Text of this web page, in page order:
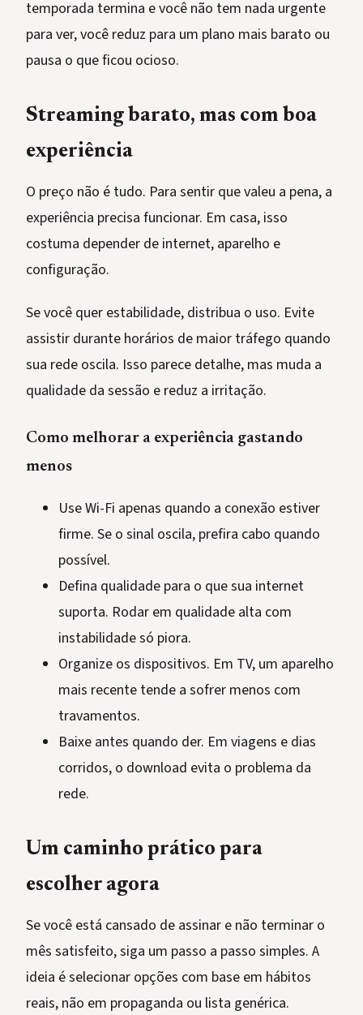
temporada termina e você não tem nada urgente
para ver, você reduz para um plano mais barato ou
pausa o que ficou ocioso.
Streaming barato, mas com boa
experiência
O preço não é tudo. Para sentir que valeu a pena, a
experiência precisa funcionar. Em casa, isso
costuma depender de internet, aparelho e
configuração.
Se você quer estabilidade, distribua o uso. Evite
assistir durante horários de maior tráfego quando
sua rede oscila. Isso parece detalhe, mas muda a
qualidade da sessão e reduz a irritação.
Como melhorar a experiência gastando
menos
Use Wi-Fi apenas quando a conexão estiver
firme. Se o sinal oscila, prefira cabo quando
possível.
Defina qualidade para o que sua internet
suporta. Rodar em qualidade alta com
instabilidade só piora.
Organize os dispositivos. Em TV, um aparelho
mais recente tende a sofrer menos com
travamentos.
Baixe antes quando der. Em viagens e dias
corridos, o download evita o problema da
rede.
Um caminho prático para
escolher agora
Se você está cansado de assinar e não terminar o
mês satisfeito, siga um passo a passo simples. A
ideia é selecionar opções com base em hábitos
reais, não em propaganda ou lista genérica.